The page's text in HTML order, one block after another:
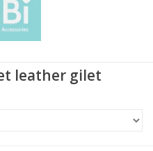
leather gilet